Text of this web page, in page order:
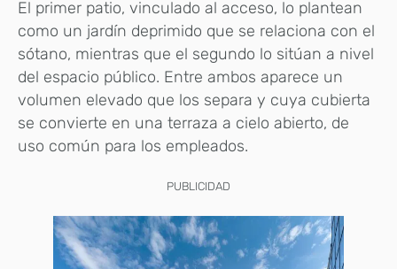
El primer patio, vinculado al acceso, lo plantean
como un jardín deprimido que se relaciona con el
sótano, mientras que el segundo lo sitúan a nivel
del espacio público. Entre ambos aparece un
volumen elevado que los separa y cuya cubierta
se convierte en una terraza a cielo abierto, de
uso común para los empleados.
PUBLICIDAD